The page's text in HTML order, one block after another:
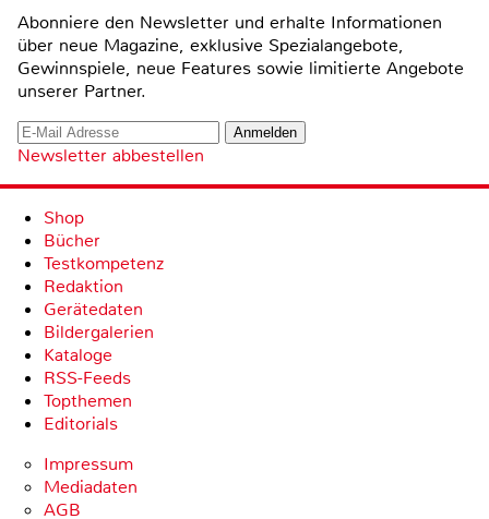
Abonniere den Newsletter und erhalte Informationen
über neue Magazine, exklusive Spezialangebote,
Gewinnspiele, neue Features sowie limitierte Angebote
unserer Partner.
Newsletter abbestellen
Shop
Bücher
Testkompetenz
Redaktion
Gerätedaten
Bildergalerien
Kataloge
RSS-Feeds
Topthemen
Editorials
Impressum
Mediadaten
AGB